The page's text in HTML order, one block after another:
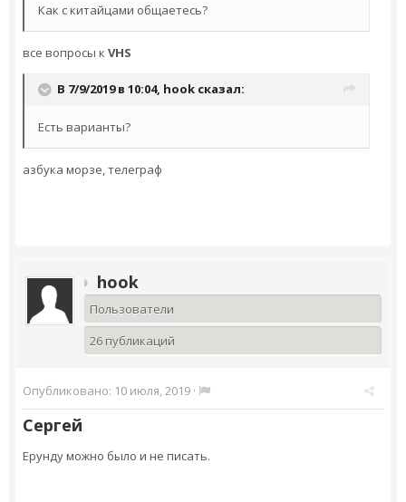
Как с китайцами общаетесь?
все вопросы к VHS
В 7/9/2019 в 10:04, hook сказал:
Есть варианты?
азбука морзе, телеграф
hook
Пользователи
26 публикаций
Опубликовано: 10 июля, 2019 ·
Сергей
Ерунду можно было и не писать.